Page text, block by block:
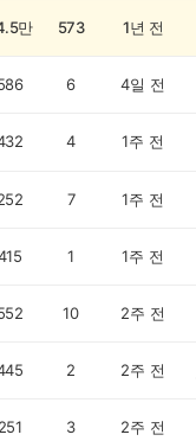
만 573 1년 전
6 4일 전
4 1주 전
7 1주 전
1 1주 전
10 2주 전
2 2주 전
251 3 2주 전